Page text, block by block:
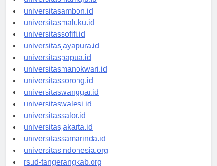
universitasmamuju.id
universitasambon.id
universitasmaluku.id
universitassofifi.id
universitasjayapura.id
universitaspapua.id
universitasmanokwari.id
universitassorong.id
universitaswanggar.id
universitaswalesi.id
universitassalor.id
universitasjakarta.id
universitassamarinda.id
universitasindonesia.org